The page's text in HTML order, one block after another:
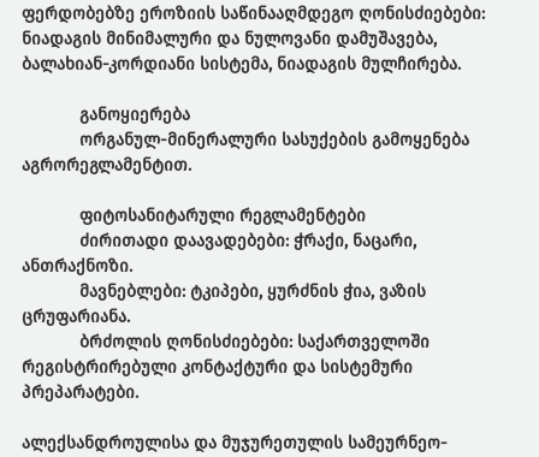
ფერდობებზე ეროზიის საწინააღმდეგო ღონისძიებები:
ნიადაგის მინიმალური და ნულოვანი დამუშავება,
ბალახიან-კორდიანი სისტემა, ნიადაგის მულჩირება.
განოყიერება
ორგანულ-მინერალური სასუქების გამოყენება
აგრორეგლამენტით.
ფიტოსანიტარული რეგლამენტები
ძირითადი დაავადებები: ჭრაქი, ნაცარი,
ანთრაქნოზი.
მავნებლები:ტკიპები, ყურძნის ჭია, ვაზის
ცრუფარიანა.
ბრძოლის ღონისძიებები: საქართველოში
რეგისტრირებული კონტაქტური და სისტემური
პრეპარატები.
ალექსანდროულისა და მუჯურეთულის სამეურნეო-